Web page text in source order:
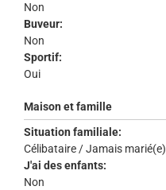
Non
Buveur:
Non
Sportif:
Oui
Maison et famille
Situation familiale:
Célibataire / Jamais marié(e)
J'ai des enfants:
Non